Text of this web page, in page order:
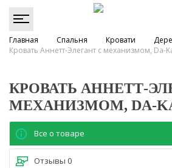
Главная Спальня Кровати
Кровать Аннетт-Элегант с механизмом, Da-
КРОВАТЬ АННЕТТ-
МЕХАНИЗМОМ, DA-
Все о товаре
Отзывы 0